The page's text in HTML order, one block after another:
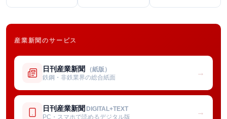
産業新聞のサービス
日刊産業新聞 （紙版）
鉄鋼・非鉄業界の総合紙面
→
日刊産業新聞 DIGITAL+TEXT
PC・スマホで読めるデジタル版
→